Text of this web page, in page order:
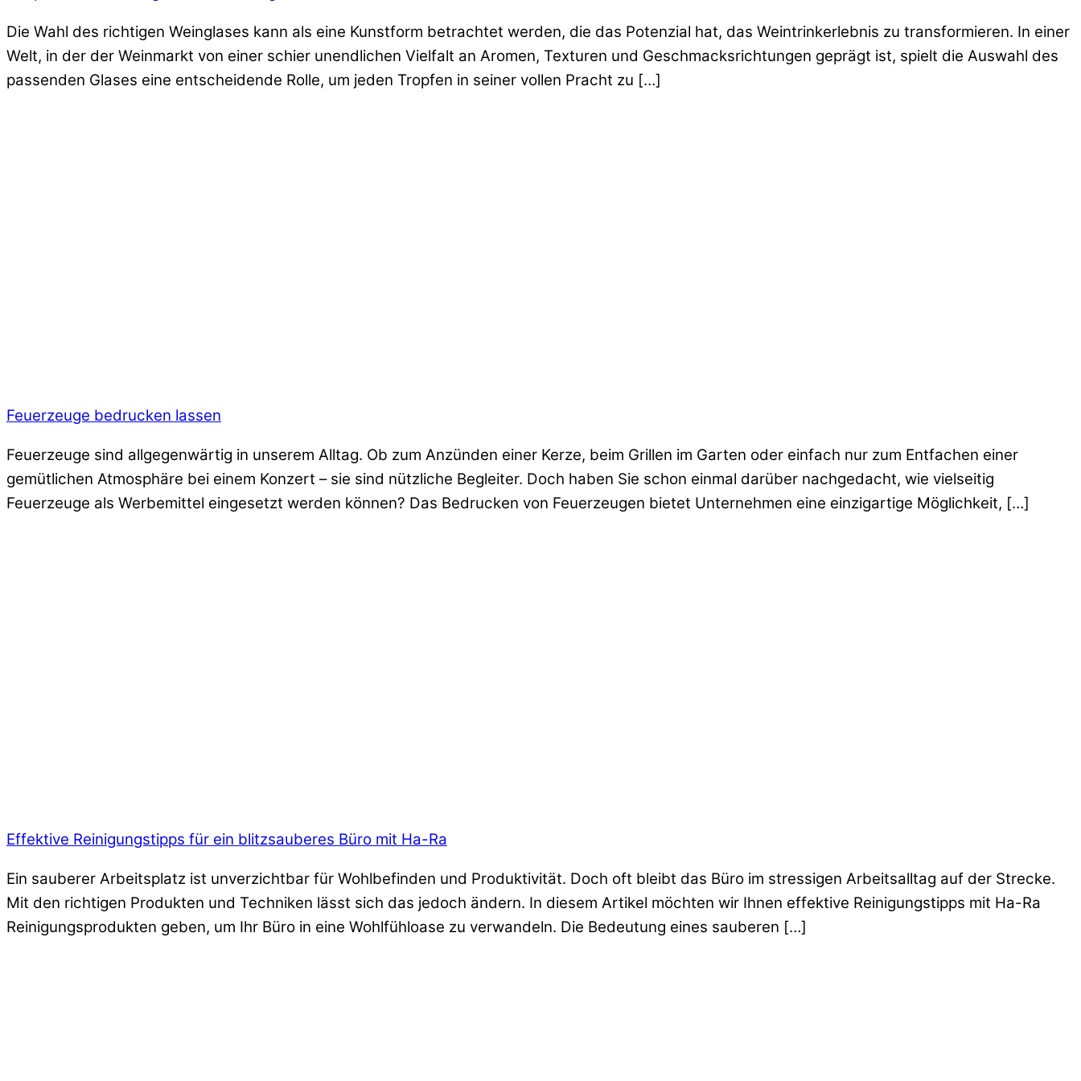
Die Wahl des richtigen Weinglases kann als eine Kunstform betrachtet werden, die das Potenzial hat, das Weintrinkerlebnis zu transformieren. In einer
Welt, in der der Weinmarkt von einer schier unendlichen Vielfalt an Aromen, Texturen und Geschmacksrichtungen geprägt ist, spielt die Auswahl des
passenden Glases eine entscheidende Rolle, um jeden Tropfen in seiner vollen Pracht zu […]
Feuerzeuge bedrucken lassen
Feuerzeuge sind allgegenwärtig in unserem Alltag. Ob zum Anzünden einer Kerze, beim Grillen im Garten oder einfach nur zum Entfachen einer
gemütlichen Atmosphäre bei einem Konzert – sie sind nützliche Begleiter. Doch haben Sie schon einmal darüber nachgedacht, wie vielseitig
Feuerzeuge als Werbemittel eingesetzt werden können? Das Bedrucken von Feuerzeugen bietet Unternehmen eine einzigartige Möglichkeit, […]
Effektive Reinigungstipps für ein blitzsauberes Büro mit Ha-Ra
Ein sauberer Arbeitsplatz ist unverzichtbar für Wohlbefinden und Produktivität. Doch oft bleibt das Büro im stressigen Arbeitsalltag auf der Strecke.
Mit den richtigen Produkten und Techniken lässt sich das jedoch ändern. In diesem Artikel möchten wir Ihnen effektive Reinigungstipps mit Ha-Ra
Reinigungsprodukten geben, um Ihr Büro in eine Wohlfühloase zu verwandeln. Die Bedeutung eines sauberen […]